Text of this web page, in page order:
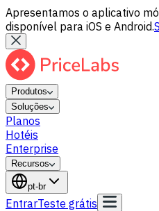
Apresentamos o aplicativo
disponível para iOS e Android.
Produtos
Soluções
Planos
Hotéis
Enterprise
Recursos
pt-br
EntrarTeste grátis